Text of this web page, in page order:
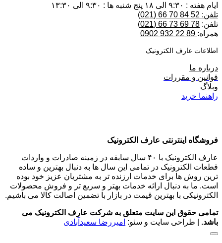
ایام هفته : ۹:۳۰ الی ۱۸ پنج شنبه ها : ۹:۳۰ الی ۱۳:۳۰
تلفن: 52 84 70 66 (021)
تلفن: 78 69 73 66 (021)
همراه:
اطلاعات عارف الکترونیک
درباره ما
قوانین و مقررات
وبلاگ
راهنما خرید
فروشگاه اینترنتی عارف الکترونیک
عارف الکترونیک با ۴۰ سال سابقه در زمینه صادرات و واردات
قطعات الکترونیک در تمامی این سال ها به دنبال بهترین و ساده
ترین روش ها برای خدمات ارزنده تر به مشتریان عزیز خود بوده
است. ما به دنبال ارائه خدمات بهتر و سریع تر و فروش محصولات
الکترونیکی با بهترین قیمت در بازار با تضمین اصالت کالا می باشیم.
تمامی حقوق این سایت متعلق به شرکت عارف الکترونیک می
باشد. | طراحی سایت و سئو: امیررضا سعیدآبادی